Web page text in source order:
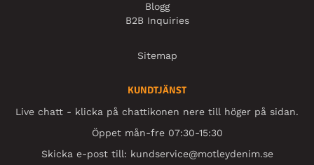
Blogg
B2B Inquiries
Sitemap
KUNDTJÄNST
Live chatt - klicka på chattikonen nere till höger på sidan.
Öppet mån-fre 07:30-15:30
Skicka e-post till: kundservice@motleydenim.se